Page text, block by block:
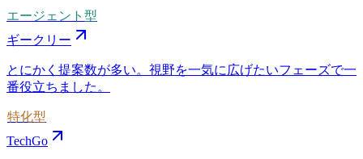
エージェント型
ギークリー
とにかく提案数が多い。視野を一気に広げたいフェーズで一
番役立ちました。
特化型
TechGo